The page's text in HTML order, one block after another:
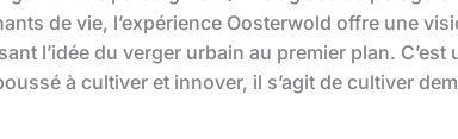
de vie, l’expérience Oosterwold offre une
l’idée du verger urbain au premier plan. C’est
à cultiver et innover, il s’agit de cultiver